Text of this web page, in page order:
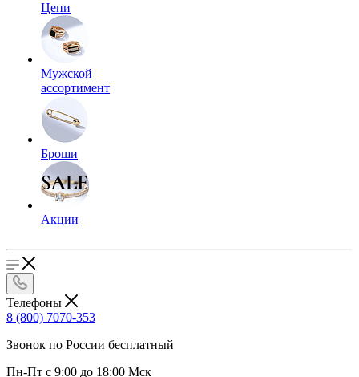
Цепи
Мужской
ассортимент
Броши
Акции
Телефоны
8 (800) 7070-353
Звонок по России бесплатный
Пн-Пт с 9:00 до 18:00 Мск